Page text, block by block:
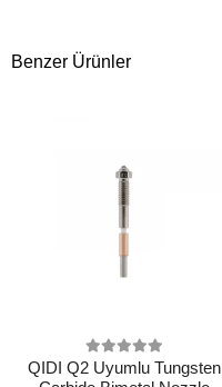
Benzer Ürünler
QIDI Q2 Uyumlu Tungsten